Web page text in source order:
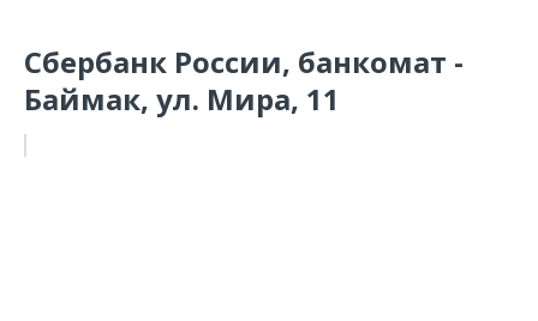
Сбербанк России, банкомат -
Баймак, ул. Мира, 11